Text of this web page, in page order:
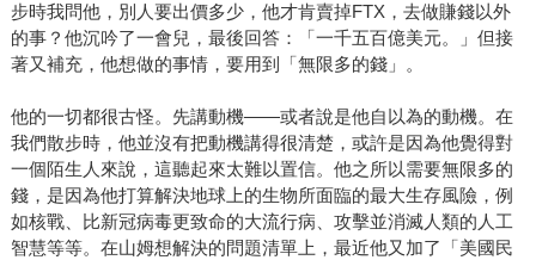
步時我問他，別人要出價多少，他才肯賣掉FTX，去做賺錢以外
的事？他沉吟了一會兒，最後回答：「一千五百億美元。」但接
著又補充，他想做的事情，要用到「無限多的錢」。
他的一切都很古怪。先講動機——或者說是他自以為的動機。在
我們散步時，他並沒有把動機講得很清楚，或許是因為他覺得對
一個陌生人來說，這聽起來太難以置信。他之所以需要無限多的
錢，是因為他打算解決地球上的生物所面臨的最大生存風險，例
如核戰、比新冠病毒更致命的大流行病、攻擊並消滅人類的人工
智慧等等。在山姆想解決的問題清單上，最近他又加了「美國民